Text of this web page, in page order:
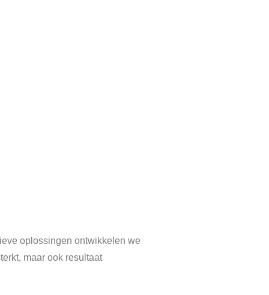
oplossingen ontwikkelen we
maar ook resultaat